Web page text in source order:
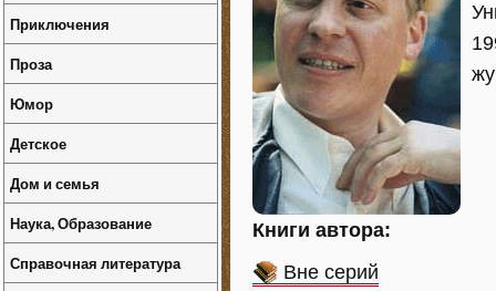
Книги автора:
Вне серий
Приключения
Проза
Юмор
Детское
Дом и семья
Наука, Образование
Справочная литература